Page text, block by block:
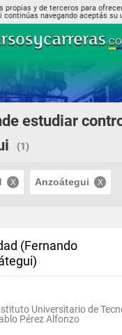
propias y de terceros para
continúas navegando aceptás su
estudiar
(1)
Anzoátegui
(Fernando
Universitario de
Pérez Alfonzo